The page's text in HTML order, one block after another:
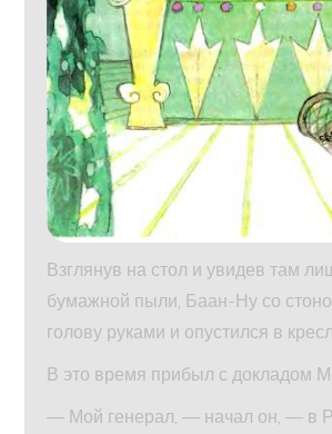
Взглянув на стол и увидев там
бумажной пыли, Баан-Ну со
голову руками и опустился в
В это время прибыл с докладом
— Мой генерал, — начал он, — в